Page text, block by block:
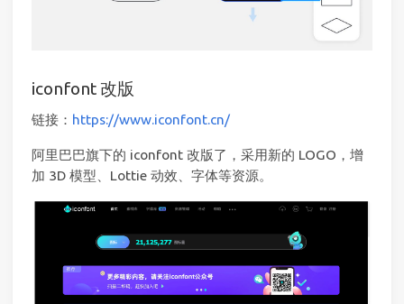
iconfont 改版
链接： https://www.iconfont.cn/
阿里巴巴旗下的 iconfont 改版了，采用新的 LOGO，增
加 3D 模型、Lottie 动效、字体等资源。